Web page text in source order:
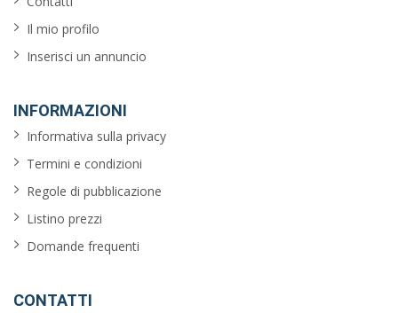
Il mio profilo
Inserisci un annuncio
INFORMAZIONI
Informativa sulla privacy
Termini e condizioni
Regole di pubblicazione
Listino prezzi
Domande frequenti
CONTATTI